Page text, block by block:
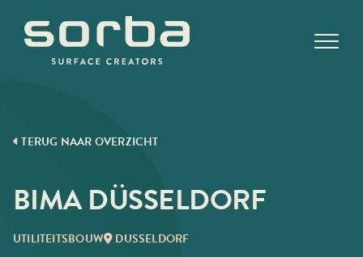
naar
inhoud
TERUG NAAR OVERZICHT
BIMA DÜSSELDORF
UTILITEITSBOUW DUSSELDORF